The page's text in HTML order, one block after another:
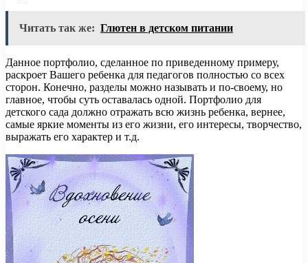
Читать так же: Глютен в детском питании
Данное портфолио, сделанное по приведенному примеру,
раскроет Вашего ребенка для педагогов полностью со всех
сторон. Конечно, разделы можно называть и по-своему, но
главное, чтобы суть оставалась одной. Портфолио для
детского сада должно отражать всю жизнь ребенка, вернее,
самые яркие моменты из его жизни, его интересы, творчество,
выражать его характер и т.д.